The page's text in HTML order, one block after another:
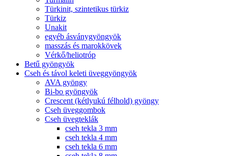
Türkinit, szintetikus türkiz
Türkiz
Unakit
egyéb ásványgyöngyök
masszás és marokkövek
Vérkő/heliotróp
Betű gyöngyök
Cseh és távol keleti üveggyöngyök
AVA gyöngy
Bi-bo gyöngyök
Crescent (kétlyukú félhold) gyöngy
Cseh üveggombok
Cseh üvegteklák
cseh tekla 3 mm
cseh tekla 4 mm
cseh tekla 6 mm